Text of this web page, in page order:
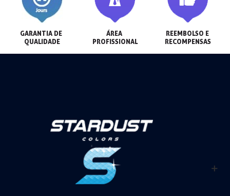
GARANTIA DE
QUALIDADE
ÁREA
PROFISSIONAL
REEMBOLSO E
RECOMPENSAS